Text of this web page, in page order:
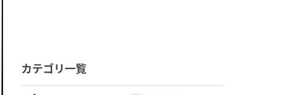
カテゴリ一覧